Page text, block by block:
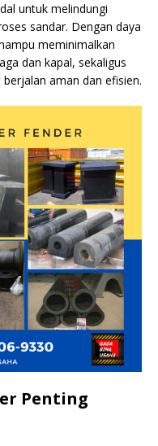
untuk melindungi
sandar. Dengan daya
meminimalkan
dan kapal, sekaligus
aman dan efisien.
Penting